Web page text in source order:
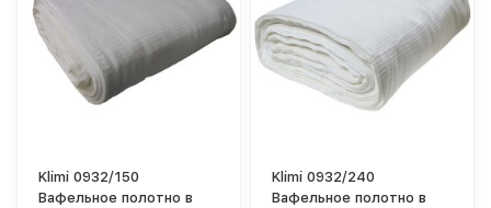
Klimi 0932/150
Вафельное полотно в
Klimi 0932/240
Вафельное полотно в